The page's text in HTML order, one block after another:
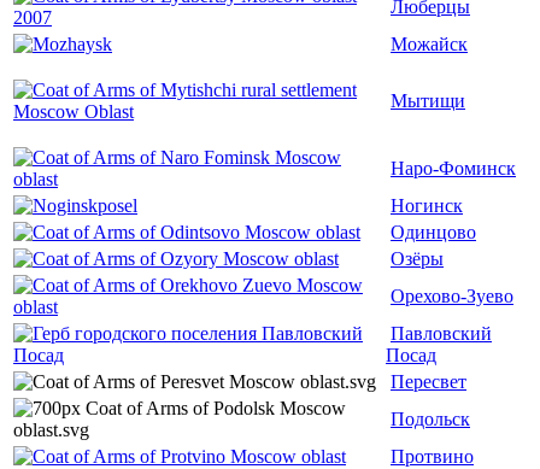
Люберцы
Можайск
Мытищи
Наро-Фоминск
Ногинск
Одинцово
Озёры
Орехово-Зуево
Павловский
Посад
Пересвет
Подольск
Протвино